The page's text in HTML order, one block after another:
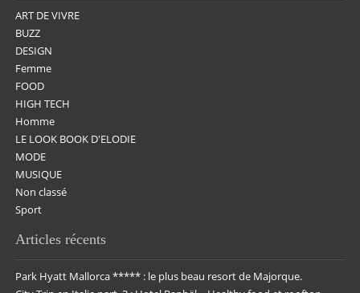
ART DE VIVRE
BUZZ
DESIGN
Femme
FOOD
HIGH TECH
Homme
LE LOOK BOOK D'ELODIE
MODE
MUSIQUE
Non classé
Sport
Articles récents
Park Hyatt Mallorca ***** : le plus beau resort de Majorque.